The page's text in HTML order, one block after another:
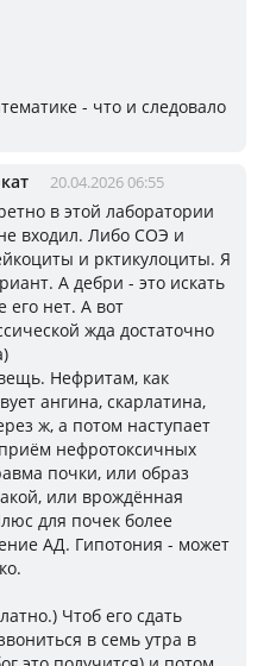
- что и следовало
20.04.2026 06:55
в этой лаборатории
входил. Либо СОЭ и
и рктикулоциты. Я
А дебри - это искать
его нет. А вот
жда достаточно
Нефритам, как
ангина, скарлатина,
ж, а потом наступает
нефротоксичных
почки, или образ
или врождённая
для почек более
АД. Гипотония - может
Чтоб его сдать
в семь утра в